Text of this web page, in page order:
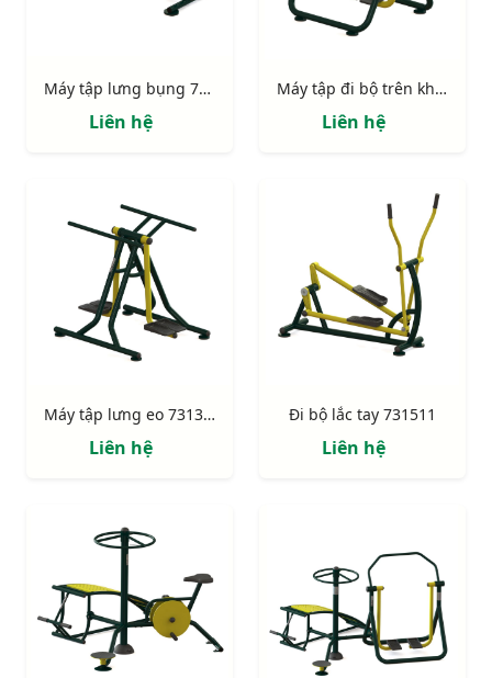
Máy tập lưng bụng 731311
Liên hệ
Máy tập đi bộ trên không 731421
Liên hệ
Máy tập lưng eo 731322
Liên hệ
Đi bộ lắc tay 731511
Liên hệ